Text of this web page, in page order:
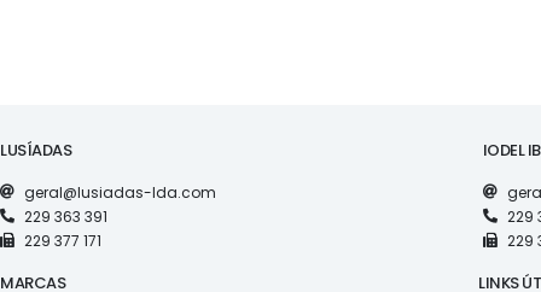
LUSÍADAS
geral@lusiadas-lda.com
229 363 391
229 377 171
IODEL
229
229
MARCAS LINKS